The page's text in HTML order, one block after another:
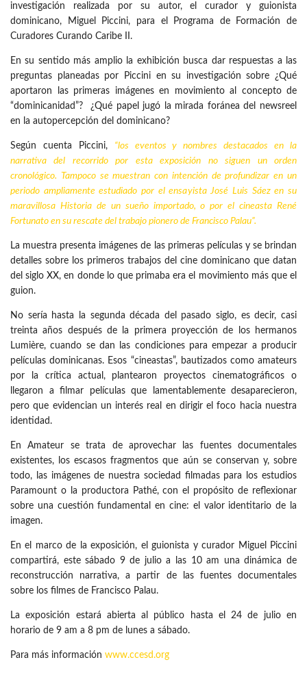
investigación realizada por su autor, el curador y guionista
dominicano, Miguel Piccini, para el Programa de Formación de
Curadores Curando Caribe II.
En su sentido más amplio la exhibición busca dar respuestas a las
preguntas planeadas por Piccini en su investigación sobre ¿Qué
aportaron las primeras imágenes en movimiento al concepto de
“dominicanidad”? ¿Qué papel jugó la mirada foránea del newsreel
en la autopercepción del dominicano?
Según cuenta Piccini, “los eventos y nombres destacados en la
narrativa del recorrido por esta exposición no siguen un orden
cronológico. Tampoco se muestran con intención de profundizar en un
periodo ampliamente estudiado por el ensayista José Luis Sáez en su
maravillosa Historia de un sueño importado, o por el cineasta René
Fortunato en su rescate del trabajo pionero de Francisco Palau”.
La muestra presenta imágenes de las primeras películas y se brindan
detalles sobre los primeros trabajos del cine dominicano que datan
del siglo XX, en donde lo que primaba era el movimiento más que el
guion.
No sería hasta la segunda década del pasado siglo, es decir, casi
treinta años después de la primera proyección de los hermanos
Lumière, cuando se dan las condiciones para empezar a producir
películas dominicanas. Esos “cineastas”, bautizados como amateurs
por la crítica actual, plantearon proyectos cinematográficos o
llegaron a filmar películas que lamentablemente desaparecieron,
pero que evidencian un interés real en dirigir el foco hacia nuestra
identidad.
En Amateur se trata de aprovechar las fuentes documentales
existentes, los escasos fragmentos que aún se conservan y, sobre
todo, las imágenes de nuestra sociedad filmadas para los estudios
Paramount o la productora Pathé, con el propósito de reflexionar
sobre una cuestión fundamental en cine: el valor identitario de la
imagen.
En el marco de la exposición, el guionista y curador Miguel Piccini
compartirá, este sábado 9 de julio a las 10 am una dinámica de
reconstrucción narrativa, a partir de las fuentes documentales
sobre los filmes de Francisco Palau.
La exposición estará abierta al público hasta el 24 de julio en
horario de 9 am a 8 pm de lunes a sábado.
Para más información www.ccesd.org